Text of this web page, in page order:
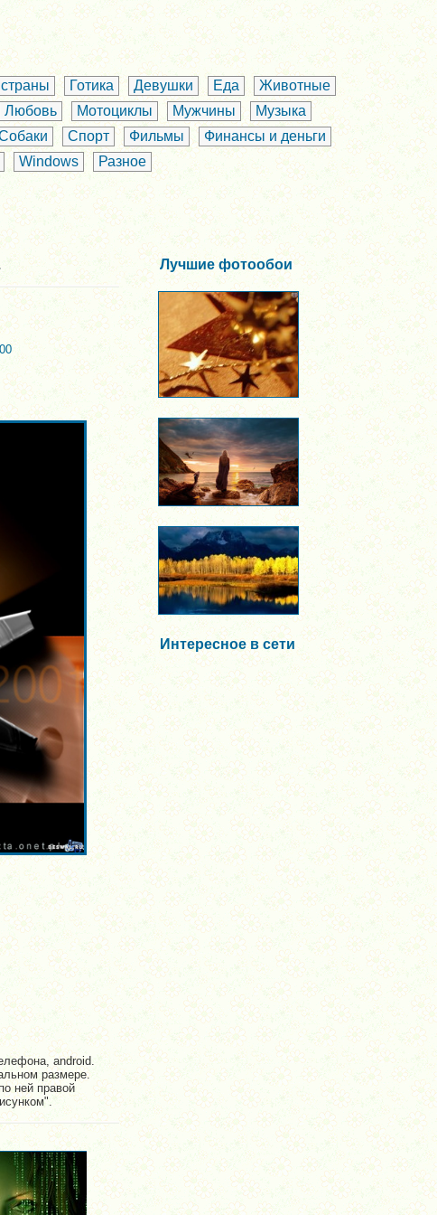
Готика Девушки Еда
Животные
Любовь Мотоциклы Мужчины
Музыка
Спорт Фильмы
Финансы и деньги
Windows Разное
android.
размере.
ней правой
Лучшие фотообои
Интересное в сети